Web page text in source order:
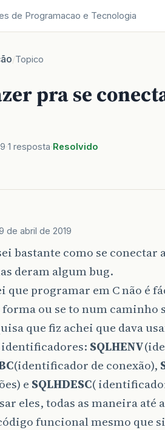
de Programacao e Tecnologia
/Topico
pra se
1 resposta Resolvido
de abril de 2019
bastante como se conectar
deram algum bug.
que programar em C não é
ou se to num caminho
que fiz achei que dava
identificadores: SQLHENV
(identificador de conexão),
e SQLHDESC(
eles, todas as maneira
funcional mesmo que